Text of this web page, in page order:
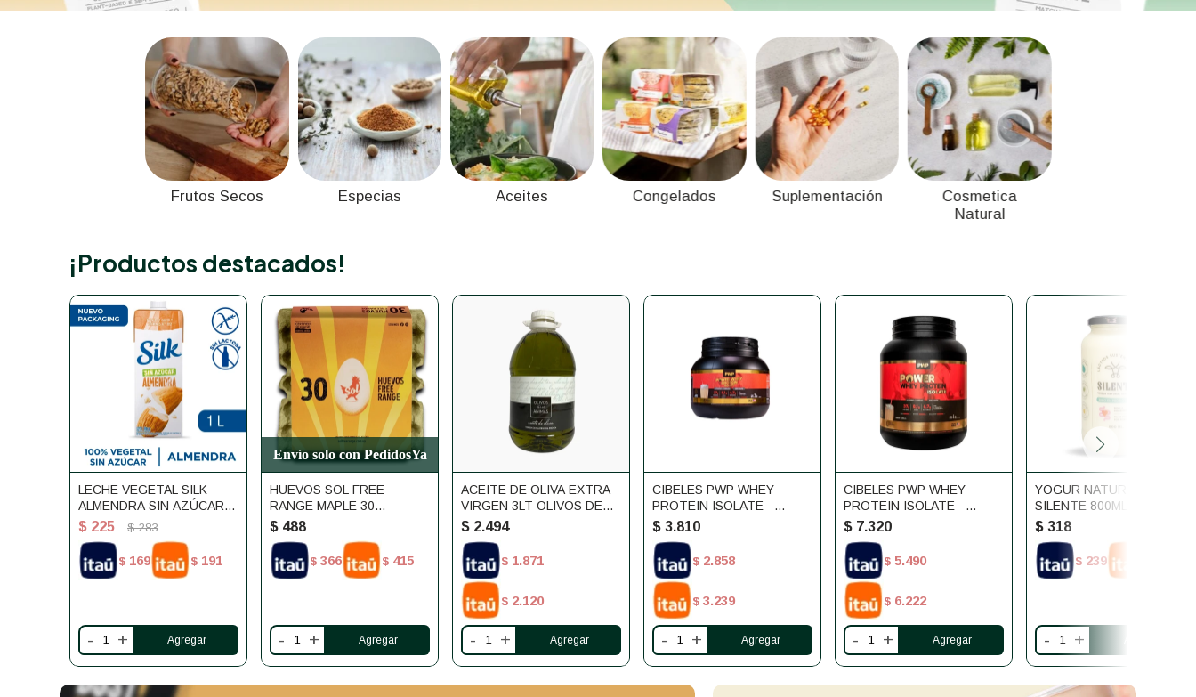
Frutos Secos Especias Aceites Congelados Suplementación
Cosmetica
Natural
¡Productos destacados!
LECHE VEGETAL SILK
ALMENDRA SIN AZÚCAR
1L
$ 225 $ 283
$ 169 $ 191
- +
HUEVOS SOL FREE
RANGE MAPLE 30
UNIDADES
$ 488
$ 366 $ 415
Envío solo con PedidosYa
- +
ACEITE DE OLIVA EXTRA
VIRGEN 3LT OLIVOS DE
LAS ANIMAS
$ 2.494
$ 1.871
$ 2.120
- +
CIBELES PWP WHEY
PROTEIN ISOLATE –
VAINILLA – 908 G (2 LB)
$ 3.810
$ 2.858
$ 3.239
- +
CIBELES PWP WHEY
PROTEIN ISOLATE –
VAINILLA – 1.814 G (4 LB)
$ 7.320
$ 5.490
$ 6.222
- +
YOGUR NATURAL
SILENTE 800ML
$ 318
$ 239
- +